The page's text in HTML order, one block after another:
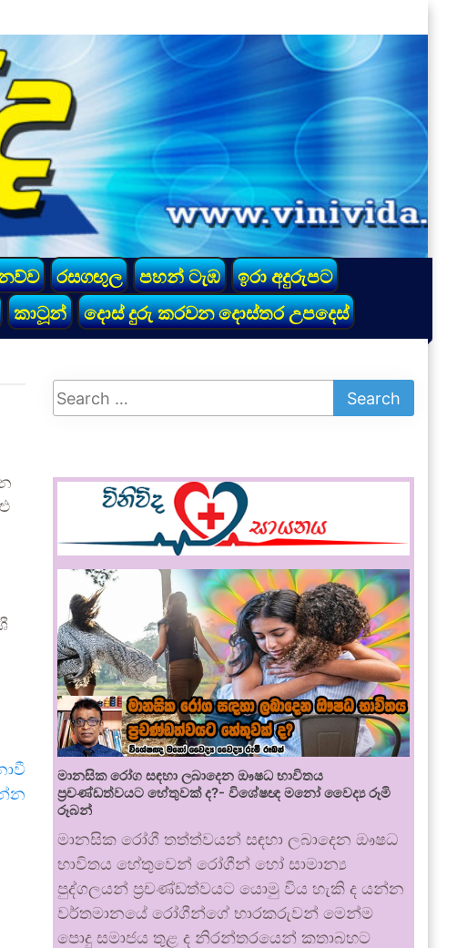
රසගඟුල පහන් ටැඹ
ඉරා අදුරුපට
කාටූන් දොස් දුරු කරවන දොස්තර උපදෙස්
මානසික රෝග සඳහා ලබාදෙන ඖෂධ භාවිතය
ප්‍රචණ්ඩත්වයට හේතුවක් ද?- විශේෂඥ මනෝ වෛද්‍ය රූමි
රූබන්
මානසික රෝගී තත්ත්වයන් සඳහා ලබාදෙන ඖෂධ
භාවිතය හේතුවෙන් රෝගීන් හෝ සාමාන්‍ය
පුද්ගලයන් ප්‍රචණ්ඩත්වයට යොමු විය හැකි ද යන්න
වර්තමානයේ රෝගීන්ගේ භාරකරුවන් මෙන්ම
පොදු සමාජය තුළ ද නිරන්තරයෙන් කතාබහට